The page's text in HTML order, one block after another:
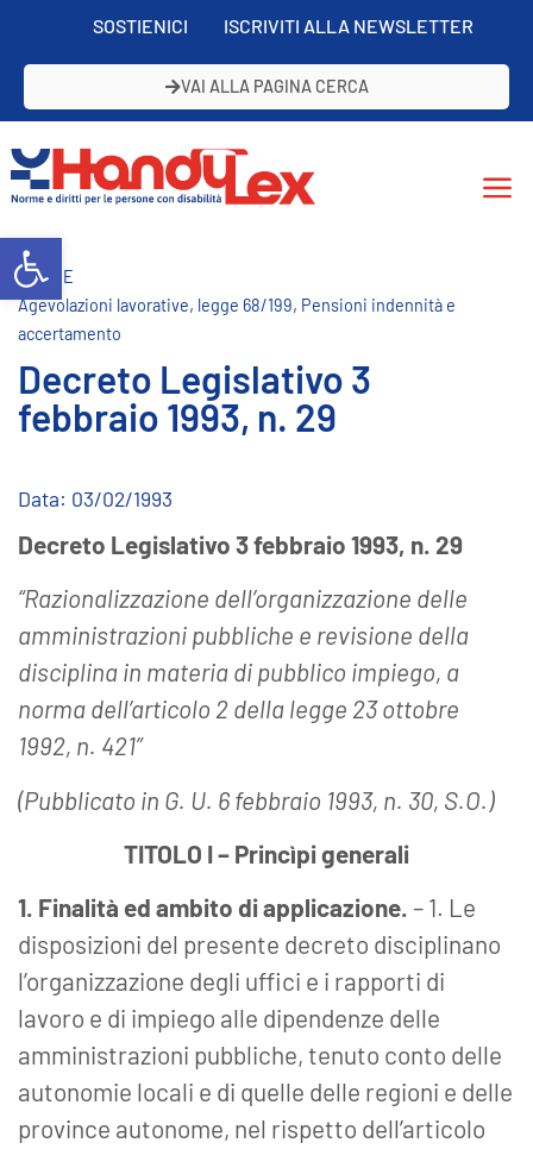
Open toolbar
SOSTIENICI ISCRIVITI ALLA NEWSLETTER
VAI ALLA PAGINA CERCA
NORME
Agevolazioni lavorative, legge 68/199, Pensioni indennità e
accertamento
Decreto Legislativo 3
febbraio 1993, n. 29
Data: 03/02/1993
Decreto Legislativo 3 febbraio 1993, n. 29
“Razionalizzazione dell’organizzazione delle
amministrazioni pubbliche e revisione della
disciplina in materia di pubblico impiego, a
norma dell’articolo 2 della legge 23 ottobre
1992, n. 421”
(Pubblicato in G. U. 6 febbraio 1993, n. 30, S.O.)
TITOLO I – Princìpi generali
1. Finalità ed ambito di applicazione. – 1. Le
disposizioni del presente decreto disciplinano
l’organizzazione degli uffici e i rapporti di
lavoro e di impiego alle dipendenze delle
amministrazioni pubbliche, tenuto conto delle
autonomie locali e di quelle delle regioni e delle
province autonome, nel rispetto dell’articolo